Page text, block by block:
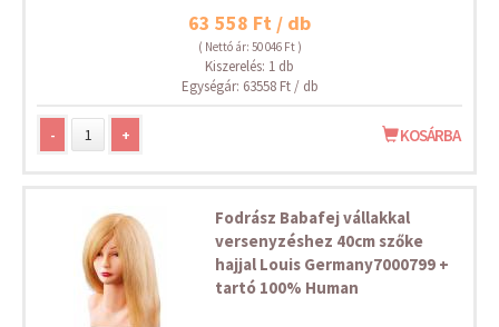
63 558 Ft / db
( Nettó ár: 50 046 Ft )
Kiszerelés: 1 db
Egységár: 63558 Ft / db
- + KOSÁRBA
Fodrász Babafej vállakkal
versenyzéshez 40cm szőke
hajjal Louis Germany7000799 +
tartó 100% Human